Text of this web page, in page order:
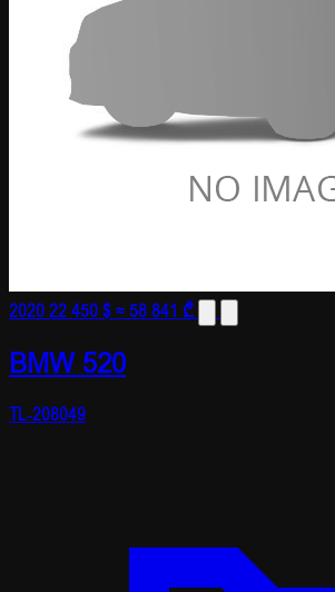
202022 450 $≈ 58 841 ₾
BMW 520
TL-208049